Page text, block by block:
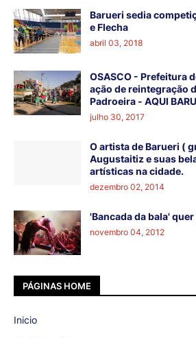
Barueri sedia
e Flecha
abril 03, 2018
OSASCO - Prefeitura
ação de reintegração
Padroeira - AQUI
julho 30, 2017
O artista de Barueri (
Augustaitiz e suas
artísticas na cidade.
dezembro 02, 2014
'Bancada da bala'
novembro 04, 2012
PÁGINAS HOME
Inicio